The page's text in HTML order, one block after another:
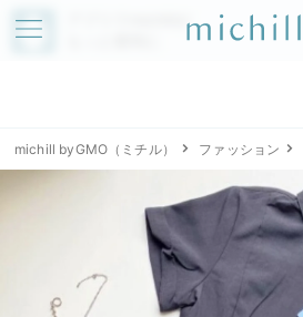
アプリでmichillが
michill byGMO（ミチル） ファッション